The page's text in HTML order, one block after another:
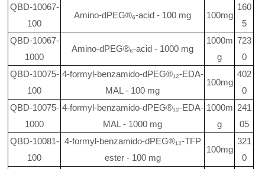
QBD-10067-
100
Amino-dPEG®₆-acid - 100 mg 100mg
160
5
QBD-10067-
1000
Amino-dPEG®₆-acid - 1000 mg
1000m
g
723
0
QBD-10075-
100
4-formyl-benzamido-dPEG®₁₂-EDA-
MAL - 100 mg
100mg
402
0
QBD-10075-
1000
4-formyl-benzamido-dPEG®₁₂-EDA-
MAL - 1000 mg
1000m
g
241
05
QBD-10081-
100
4-formyl-benzamido-dPEG®₁₂-TFP
ester - 100 mg
100mg
321
0